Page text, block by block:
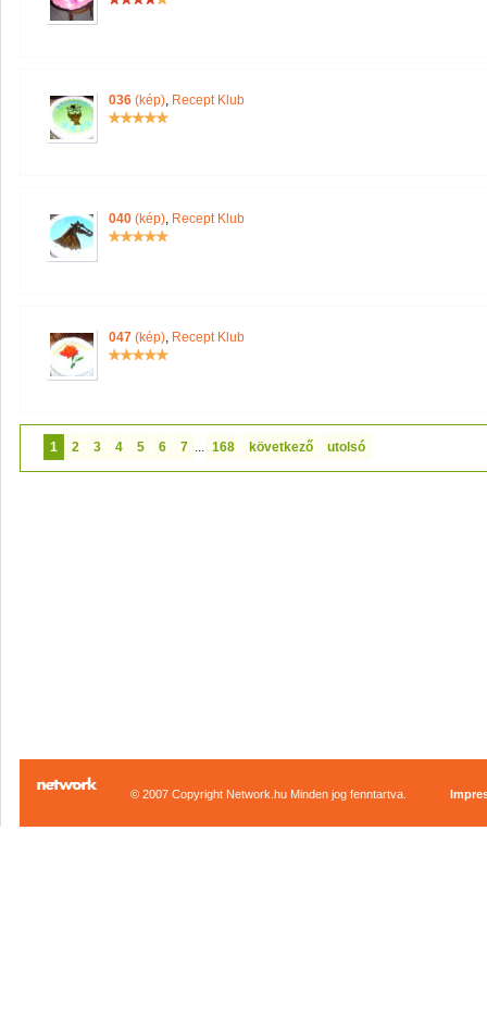
036 (kép), Recept Klub
040 (kép), Recept Klub
047 (kép), Recept Klub
1 2 3 4 5 6 7 ... 168 következő utolsó
© 2007 Copyright Network.hu Minden jog fenntartva.